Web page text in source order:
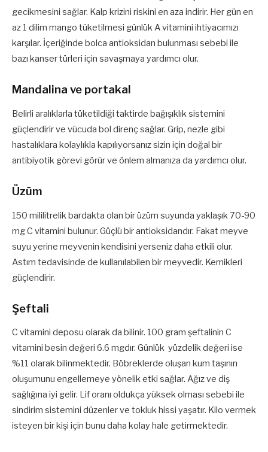
gecikmesini sağlar. Kalp krizini riskini en aza indirir. Her gün en
az 1 dilim mango tüketilmesi günlük A vitamini ihtiyacımızı
karşılar. İçeriğinde bolca antioksidan bulunması sebebi ile
bazı kanser türleri için savaşmaya yardımcı olur.
Mandalina ve portakal
Belirli aralıklarla tüketildiği taktirde bağışıklık sistemini
güçlendirir ve vücuda bol direnç sağlar. Grip, nezle gibi
hastalıklara kolaylıkla kapılıyorsanız sizin için doğal bir
antibiyotik görevi görür ve önlem almanıza da yardımcı olur.
Üzüm
150 mililitrelik bardakta olan bir üzüm suyunda yaklaşık 70-90
mg C vitamini bulunur. Güçlü bir antioksidandır. Fakat meyve
suyu yerine meyvenin kendisini yerseniz daha etkili olur.
Astım tedavisinde de kullanılabilen bir meyvedir. Kemikleri
güçlendirir.
Şeftali
C vitamini deposu olarak da bilinir. 100 gram şeftalinin C
vitamini besin değeri 6.6 mgdır. Günlük yüzdelik değeri ise
%11 olarak bilinmektedir. Böbreklerde oluşan kum taşının
oluşumunu engellemeye yönelik etki sağlar. Ağız ve diş
sağlığına iyi gelir. Lif oranı oldukça yüksek olması sebebi ile
sindirim sistemini düzenler ve tokluk hissi yaşatır. Kilo vermek
isteyen bir kişi için bunu daha kolay hale getirmektedir.